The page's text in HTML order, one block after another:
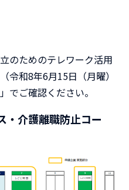
のためのテレワーク活用
令和8年6月15日（月曜）
でご確認ください。
・介護離職防止コー